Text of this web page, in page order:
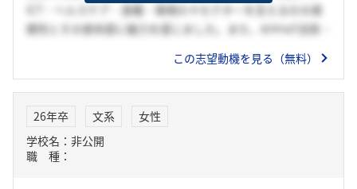
ICT・ヘルスケア・食糧・環境の４セクターを支えるの大規
模性とその使命感に魅力を感じました。また、AIやIoT活用等
究経験を活かして、貴社の一員として中長期的な業務支援に
この志望動機を見る（無料）
26年卒 文系
女性
学校名：非公開
職 種：